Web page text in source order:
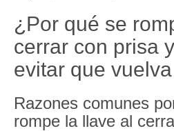
¿Por qué se
cerrar con prisa
evitar que
Razones comunes
rompe la llave al